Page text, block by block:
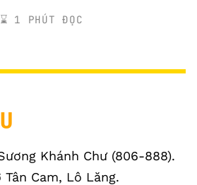
⌛️ 1 PHÚT ĐỌC
Khánh Chư (806-888).
Cam, Lô Lăng.